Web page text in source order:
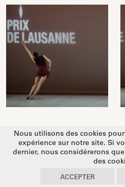
Nous utilisons des cookies
expérience sur notre site. Si
dernier, nous considérerons
des
ACCEPTER